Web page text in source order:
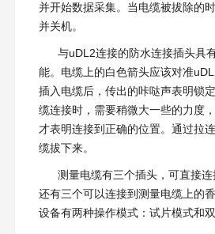
并开始数据采集。当电缆被拔除的
并关机。
与uDL2连接的防水连接插头具
能。电缆上的白色箭头应该对准
插入电缆后，传出的咔哒声表明锁
缆连接时，需要稍微大一些的力度
才表明连接到正确的位置。通过拉
缆拔下来。
测量电缆有三个插头，可直接连
还有三个可以连接到测量电缆上的
设备有两种操作模式：试片模式和双